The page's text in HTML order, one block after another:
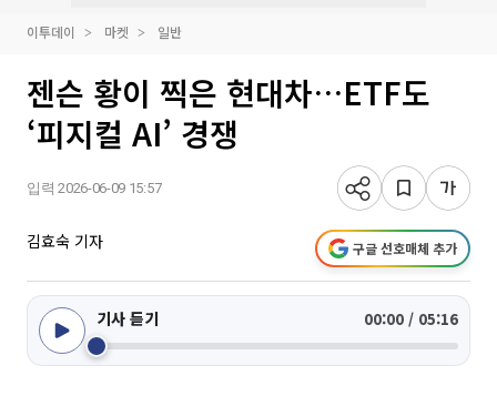
이투데이 마켓 일반
젠슨 황이 찍은 현대차…ETF도
‘피지컬 AI’ 경쟁
입력 2026-06-09 15:57
김효숙 기자 구글 선호매체 추가
기사 듣기 00:00 / 05:16